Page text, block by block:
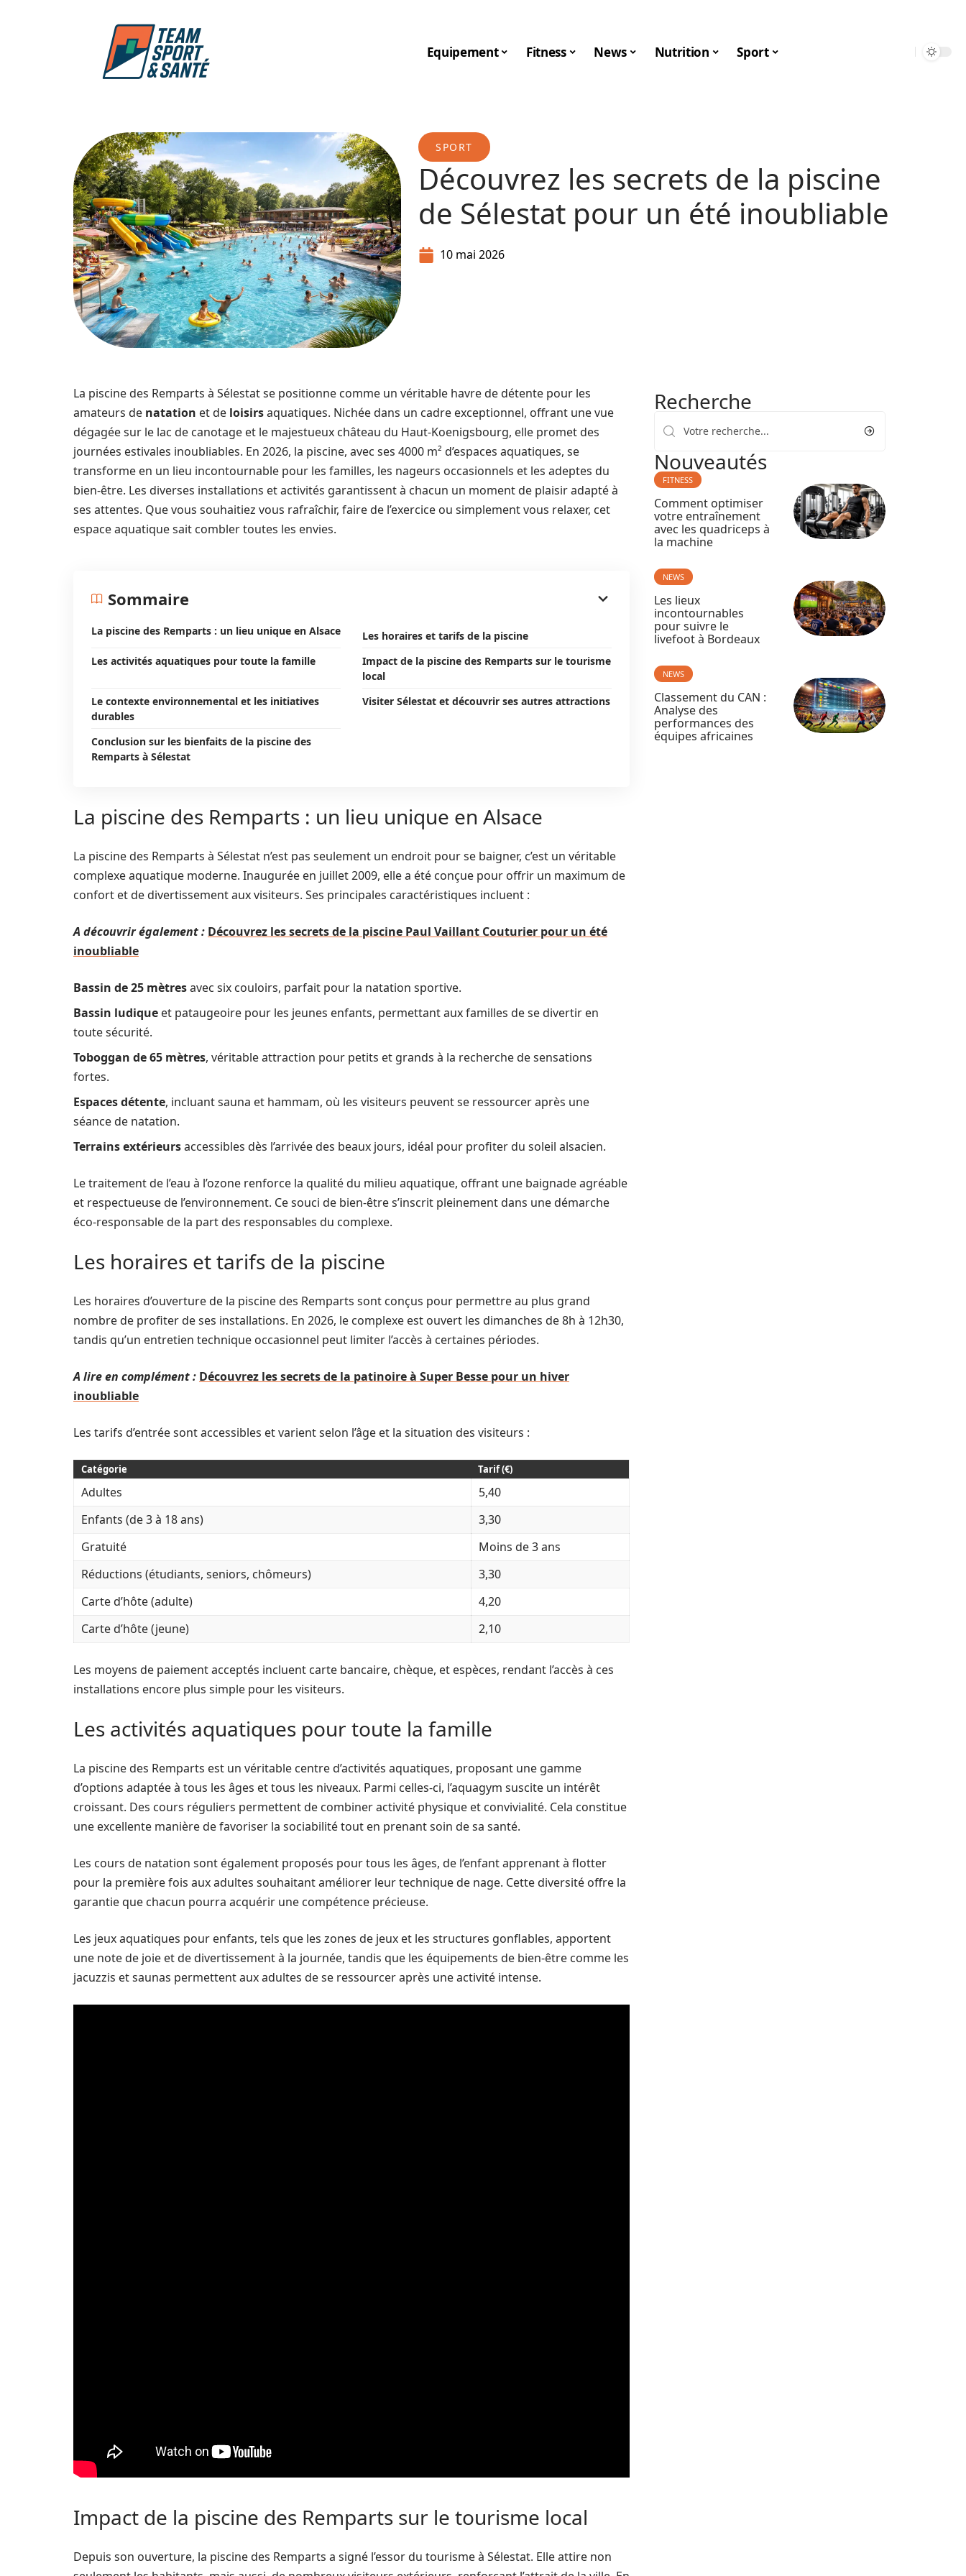
Equipement Fitness News Nutrition Sport
SPORT
Découvrez les secrets de la piscine
de Sélestat pour un été inoubliable
10 mai 2026
La piscine des Remparts à Sélestat se positionne comme un véritable havre de détente pour les
amateurs de natation et de loisirsaquatiques. Nichée dans un cadre exceptionnel, offrant une vue
dégagée sur le lac de canotage et le majestueux château du Haut-Koenigsbourg, elle promet des
journées estivales inoubliables. En 2026, la piscine, avec ses 4000 m² d’espaces aquatiques, se
transforme en un lieu incontournable pour les familles, les nageurs occasionnels et les adeptes du
bien-être. Les diverses installations et activités garantissent à chacun un moment de plaisir adapté à
ses attentes. Que vous souhaitiez vous rafraîchir, faire de l’exercice ou simplement vous relaxer, cet
espace aquatique sait combler toutes les envies.
Sommaire
La piscine des Remparts : un lieu unique en Alsace
Les horaires et tarifs de la piscine
Les activités aquatiques pour toute la famille
Impact de la piscine des Remparts sur le tourisme
local
Le contexte environnemental et les initiatives
durables
Visiter Sélestat et découvrir ses autres attractions
Conclusion sur les bienfaits de la piscine des
Remparts à Sélestat
La piscine des Remparts : un lieu unique en Alsace
La piscine des Remparts à Sélestat n’est pas seulement un endroit pour se baigner, c’est un véritable
complexe aquatique moderne. Inaugurée en juillet 2009, elle a été conçue pour offrir un maximum de
confort et de divertissement aux visiteurs. Ses principales caractéristiques incluent :
A découvrir également : Découvrez les secrets de la piscine Paul Vaillant Couturier pour un été
inoubliable
Bassin de 25 mètresavec six couloirs, parfait pour la natation sportive.
Bassin ludique et pataugeoire pour les jeunes enfants, permettant aux familles de se divertir en
toute sécurité.
Toboggan de 65 mètres, véritable attraction pour petits et grands à la recherche de sensations
fortes.
Espaces détente, incluant sauna et hammam, où les visiteurs peuvent se ressourcer après une
séance de natation.
Terrains extérieursaccessibles dès l’arrivée des beaux jours, idéal pour profiter du soleil alsacien.
Le traitement de l’eau à l’ozone renforce la qualité du milieu aquatique, offrant une baignade agréable
et respectueuse de l’environnement. Ce souci de bien-être s’inscrit pleinement dans une démarche
éco-responsable de la part des responsables du complexe.
Les horaires et tarifs de la piscine
Les horaires d’ouverture de la piscine des Remparts sont conçus pour permettre au plus grand
nombre de profiter de ses installations. En 2026, le complexe est ouvert les dimanches de 8h à 12h30,
tandis qu’un entretien technique occasionnel peut limiter l’accès à certaines périodes.
A lire en complément : Découvrez les secrets de la patinoire à Super Besse pour un hiver
inoubliable
Les tarifs d’entrée sont accessibles et varient selon l’âge et la situation des visiteurs :
Catégorie Tarif (€)
Adultes
5,40
Enfants (de 3 à 18 ans)
3,30
Gratuité
Moins de 3 ans
Réductions (étudiants, seniors, chômeurs)
3,30
Carte d’hôte (adulte)
4,20
Carte d’hôte (jeune)
2,10
Les moyens de paiement acceptés incluent carte bancaire, chèque, et espèces, rendant l’accès à ces
installations encore plus simple pour les visiteurs.
Les activités aquatiques pour toute la famille
La piscine des Remparts est un véritable centre d’activités aquatiques, proposant une gamme
d’options adaptée à tous les âges et tous les niveaux. Parmi celles-ci, l’aquagym suscite un intérêt
croissant. Des cours réguliers permettent de combiner activité physique et convivialité. Cela constitue
une excellente manière de favoriser la sociabilité tout en prenant soin de sa santé.
Les cours de natation sont également proposés pour tous les âges, de l’enfant apprenant à flotter
pour la première fois aux adultes souhaitant améliorer leur technique de nage. Cette diversité offre la
garantie que chacun pourra acquérir une compétence précieuse.
Les jeux aquatiques pour enfants, tels que les zones de jeux et les structures gonflables, apportent
une note de joie et de divertissement à la journée, tandis que les équipements de bien-être comme les
jacuzzis et saunas permettent aux adultes de se ressourcer après une activité intense.
Impact de la piscine des Remparts sur le tourisme local
Depuis son ouverture, la piscine des Remparts a signé l’essor du tourisme à Sélestat. Elle attire non
Recherche
Nouveautés
FITNESS
Comment optimiser
votre entraînement
avec les quadriceps à
la machine
NEWS
Les lieux
incontournables
pour suivre le
livefoot à Bordeaux
NEWS
Classement du CAN :
Analyse des
performances des
équipes africaines